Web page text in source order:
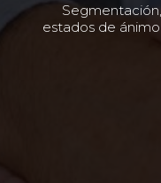
estados de